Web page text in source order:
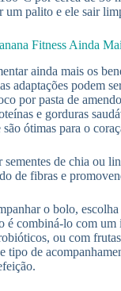
um palito e ele sair
Fitness Ainda
ainda mais os
adaptações podem
por pasta de
e gorduras
ótimas para o
de chia ou
de fibras e
o bolo,
é combiná-lo com um
ou com
tipo de